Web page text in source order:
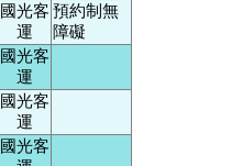
國光客
運
預約制無
障礙
國光客
運
國光客
運
國光客